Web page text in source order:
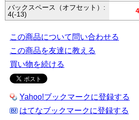
バックスペース（オフセット）:
4(-13)
この商品について問い合わせる
この商品を友達に教える
買い物を続ける
Yahoo!ブックマークに登録する
はてなブックマークに登録する